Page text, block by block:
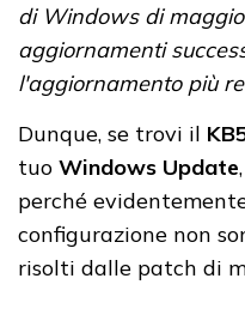
di Windows di
aggiornamenti
l'aggiornamento più
Dunque, se trovi il
tuo Windows Update
perché
configurazione non
risolti dalle patch di